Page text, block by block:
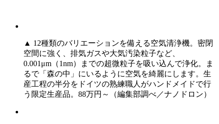
▲ 12種類のバリエーションを備える空気清浄機。密閉
空間に強く、排気ガスや大気汚染粒子など、
0.001μm（1nm）までの超微粒子を吸い込んで浄化。ま
るで「森の中」にいるように空気を綺麗にします。生
産工程の半分をドイツの熟練職人がハンドメイドで行
う限定生産品。88万円～（編集部調べ／ナノドロン）